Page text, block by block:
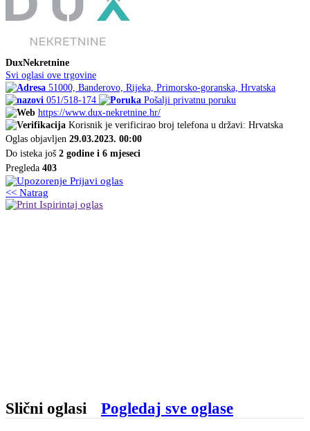
DuxNekretnine
Svi oglasi ove trgovine
51000, Banderovo, Rijeka, Primorsko-goranska, Hrvatska
051/518-174
Pošalji privatnu poruku
https://www.dux-nekretnine.hr/
Korisnik je verificirao broj telefona u državi: Hrvatska
Oglas objavljen 29.03.2023. 00:00
Do isteka još 2 godine i 6 mjeseci
Pregleda 403
Prijavi oglas
<< Natrag
Ispirintaj oglas
Slični oglasi Pogledaj sve oglase